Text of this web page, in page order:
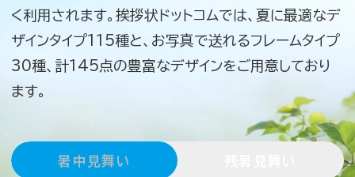
く利用されます。挨拶状ドットコムでは、夏に最適なデ
ザインタイプ115種と、お写真で送れるフレームタイプ
30種、計145点の豊富なデザインをご用意しており
ます。
暑中見舞い
残暑見舞いに挿入する
サンプル文例をご用意しています
挨拶状ドットコムについて